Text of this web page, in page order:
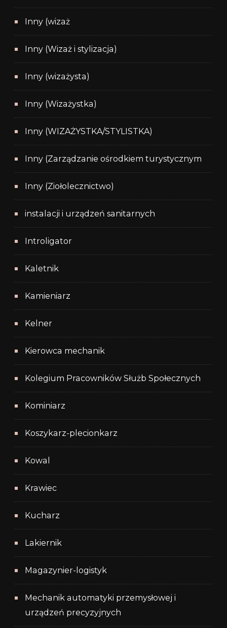
Inny (wizaż
Inny (Wizaż i stylizacja)
Inny (wizażysta)
Inny (Wizażystka)
Inny (WIZAŻYSTKA/STYLISTKA)
Inny (Zarządzanie ośrodkiem turystycznym
Inny (Ziołolecznictwo)
instalacji i urządzeń sanitarnych
Introligator
Kaletnik
Kamieniarz
Kelner
Kierowca mechanik
Kolegium Pracowników Służb Społecznych
Kominiarz
Koszykarz-plecionkarz
Kowal
Krawiec
Kucharz
Lakiernik
Magazynier-logistyk
Mechanik automatyki przemysłowej i
urządzeń precyzyjnych